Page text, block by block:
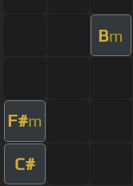
Bm
F#m
C#